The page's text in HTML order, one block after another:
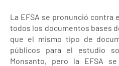
La EFSA se pronunció contra
todos los documentos bases
que el mismo tipo de
públicos para el estudio
Monsanto, pero la EFSA